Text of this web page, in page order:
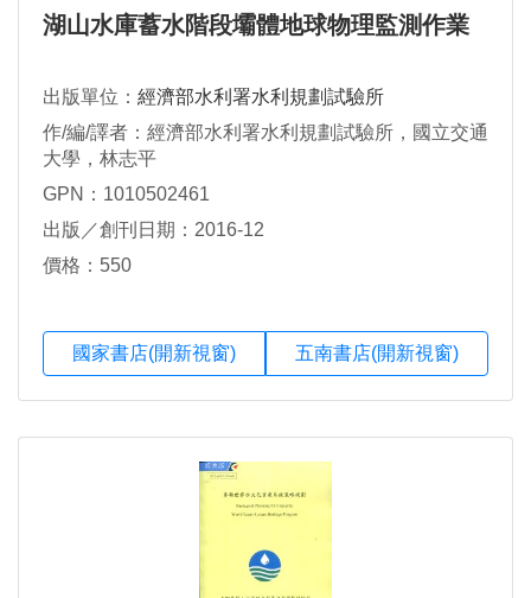
湖山水庫蓄水階段壩體地球物理監測作業
出版單位： 經濟部水利署水利規劃試驗所
作/編/譯者：經濟部水利署水利規劃試驗所，國立交通
大學，林志平
GPN：1010502461
出版／創刊日期：2016-12
價格：550
國家書店(開新視窗) 五南書店(開新視窗)